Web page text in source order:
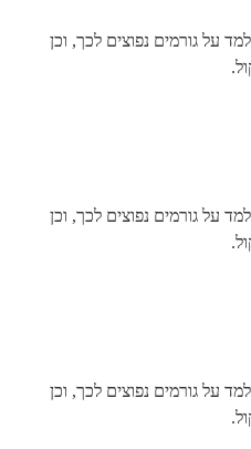
על גורמים נפוצים לכך, וכן
על גורמים נפוצים לכך, וכן
על גורמים נפוצים לכך, וכן